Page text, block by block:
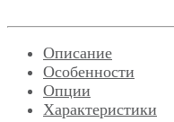
Описание
Особенности
Опции
Характеристики